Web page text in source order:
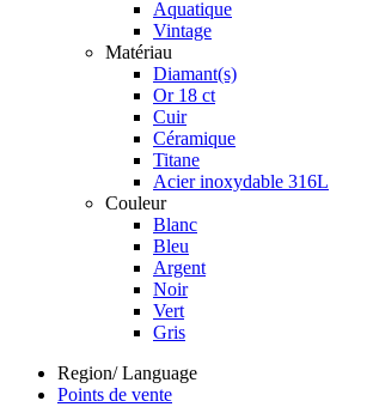
Aquatique
Vintage
Matériau
Diamant(s)
Or 18 ct
Cuir
Céramique
Titane
Acier inoxydable 316L
Couleur
Blanc
Bleu
Argent
Noir
Vert
Gris
Region/ Language
Points de vente